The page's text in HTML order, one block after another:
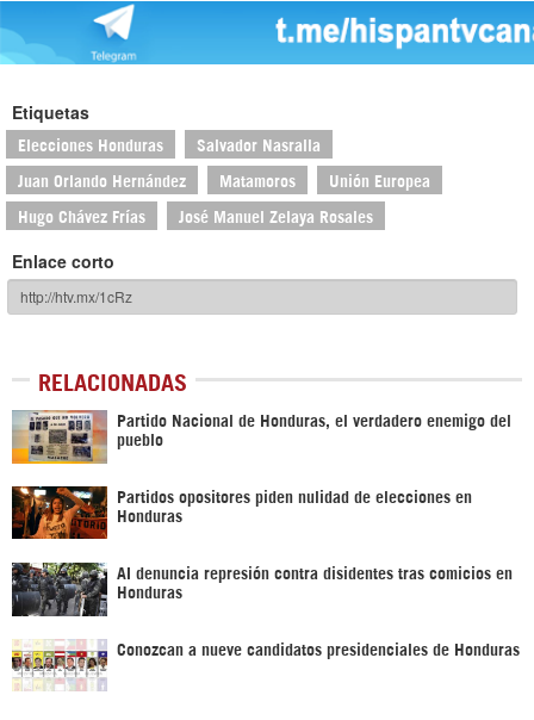
Etiquetas
Elecciones Honduras Salvador Nasralla
Juan Orlando Hernández Matamoros Unión Europea
Hugo Chávez Frías José Manuel Zelaya Rosales
Enlace corto
RELACIONADAS
Partido Nacional de Honduras, el verdadero enemigo del
pueblo
Partidos opositores piden nulidad de elecciones en
Honduras
AI denuncia represión contra disidentes tras comicios en
Honduras
Conozcan a nueve candidatos presidenciales de Honduras